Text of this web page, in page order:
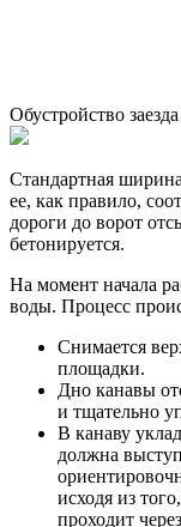
Обустройство
Стандартная
ее, как правило,
дороги до ворот
бетонируется.
На момент начала
воды. Процесс
Снимается
площадки.
Дно канавы
и тщательно
В канаву
должна
исходя из
проходит